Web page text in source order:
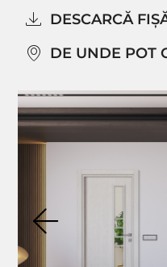
DESCARCĂ
DE UNDE POT